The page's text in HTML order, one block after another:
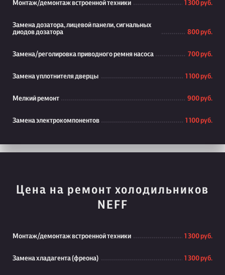
Монтаж/демонтаж встроенной техники 1 300 руб.
Замена дозатора, лицевой панели, сигнальных
диодов дозатора
800 руб.
Замена/реголировка приводного ремня насоса 700 руб.
Замена уплотнителя дверцы 1 100 руб.
Мелкий ремонт 900 руб.
Замена электрокомпонентов 1 100 руб.
Цена на ремонт холодильников
NEFF
Монтаж/демонтаж встроенной техники 1 300 руб.
Замена хладагента (фреона) 1 300 руб.